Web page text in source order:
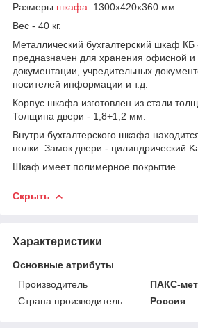
Размеры шкафа: 1300х420х360 мм.
Вес - 40 кг.
Металлический бухгалтерский шкаф
предназначен для хранения офисной и
документации, учредительных
носителей информации и т.д.
Корпус шкафа изготовлен из стали
Толщина двери - 1,8+1,2 мм.
Внутри бухгалтерского шкафа
полки. Замок двери - цилиндрический
Шкаф имеет полимерное покрытие.
Скрыть
Характеристики
Основные атрибуты
Производитель
ПАКС-
Страна производитель
Россия